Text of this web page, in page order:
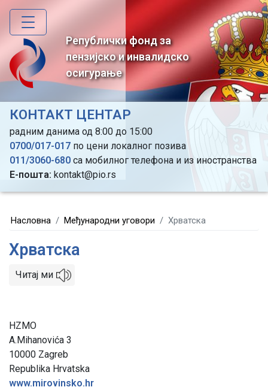
Skip
main
content
Републички фонд за
пензијско и инвалидско
осигурање
КОНТАКТ ЦЕНТАР
радним данима од 8:00 до 15:00
0700/017-017 по цени локалног позива
011/3060-680 са мобилног телефона и из иностранства
Е-пошта: kontakt@pio.rs
Насловна Међународни уговори Хрватска
Хрватска
Читај ми
HZMO
A.Mihanovića 3
10000 Zagreb
Republika Hrvatska
www.mirovinsko.hr